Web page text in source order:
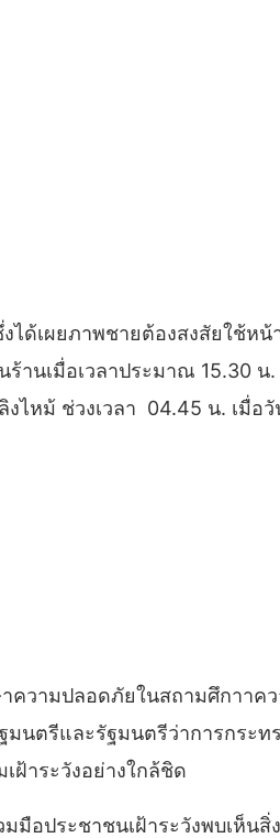
ได้เผยภาพชายต้องสงสัยใช้
านเมื่อเวลาประมาณ 15.30
งไหม้ ช่วงเวลา 04.45 น. เ
ความปลอดภัยในสถามศึกา
นตรีและรัฐมนตรีว่าการกร
ฝ้าระวังอย่างใกล้ชิด
อประชาชนเฝ้าระวังพบเห็น